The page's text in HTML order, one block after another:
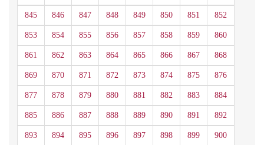
845 846 847 848 849 850 851 852
853 854 855 856 857 858 859 860
861 862 863 864 865 866 867 868
869 870 871 872 873 874 875 876
877 878 879 880 881 882 883 884
885 886 887 888 889 890 891 892
893 894 895 896 897 898 899 900